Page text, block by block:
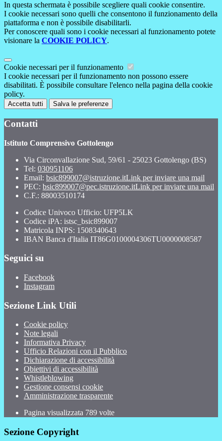
In questa schermata è possibile scegliere quali cookie consentire.
I cookie necessari sono quelli che consentono il funzionamento della
piattaforma e non è possibile disabilitarli.
Per conoscere quali sono i cookie necessari al funzionamento potete
visionare la COOKIE POLICY.
Cookie necessari per il funzionamento
I cookie necessari per il funzionamento non possono essere
disabilitati. È possibile consultare l'elenco nella pagina della cookie
policy.
Accetta tutti Salva le preferenze
Contatti
Istituto Comprensivo Gottolengo
Via Circonvallazione Sud, 59/61 - 25023 Gottolengo (BS)
Tel: 030951106
Email: bsic899007@istruzione.itLink per inviare una mail
PEC: bsic899007@pec.istruzione.itLink per inviare una mail
C.F.: 88003510174
Codice Univoco Ufficio: UFP5LK
Codice iPA: istsc_bsic899007
Matricola INPS: 1508340643
IBAN Banca d'Italia IT86G0100004306TU0000008587
Seguici su
Facebook
Instagram
Sezione Link Utili
Cookie policy
Note legali
Informativa Privacy
Ufficio Relazioni con il Pubblico
Dichiarazione di accessibilità
Obiettivi di accessibilità
Whistleblowing
Gestione consensi cookie
Amministrazione trasparente
Pagina visualizzata 789 volte
Sezione Copyright